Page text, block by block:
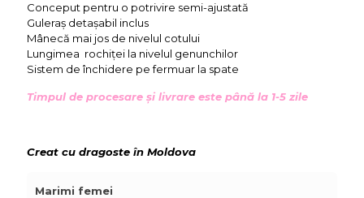
Conceput pentru o potrivire semi-ajustată
Guleraș detașabil inclus
Mânecă mai jos de nivelul cotului
Lungimea rochiței la nivelul genunchilor
Sistem de închidere pe fermuar la spate
Timpul de procesare și livrare este până la 1-5 zile
Creat cu dragoste în Moldova
Marimi femei